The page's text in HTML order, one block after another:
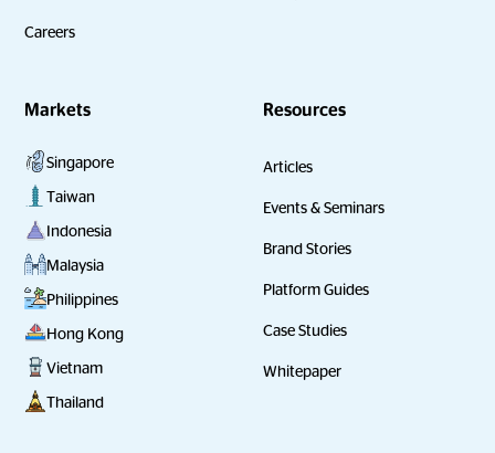
Careers
Markets
Singapore
Taiwan
Indonesia
Malaysia
Philippines
Hong Kong
Vietnam
Thailand
Resources
Articles
Events & Seminars
Brand Stories
Platform Guides
Case Studies
Whitepaper